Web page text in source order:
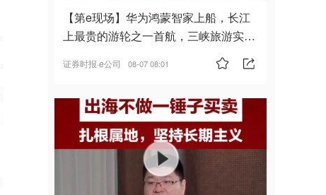
【第e现场】华为鸿蒙智家上船，长江
上最贵的游轮之一首航，三峡旅游实
证券时报·e公司 08-07 08:01